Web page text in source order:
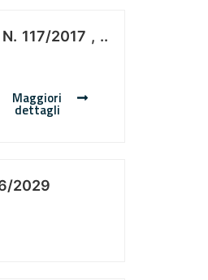
117/2017 , ..
Maggiori
dettagli
2029